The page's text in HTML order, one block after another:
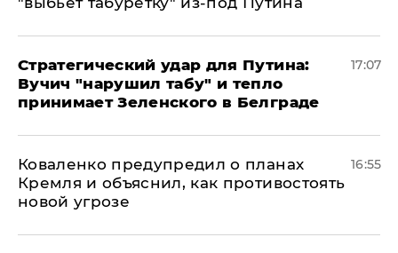
Стратегический удар для Путина:
Вучич "нарушил табу" и тепло
принимает Зеленского в Белграде
17:07
Коваленко предупредил о планах
Кремля и объяснил, как противостоять
новой угрозе
16:55